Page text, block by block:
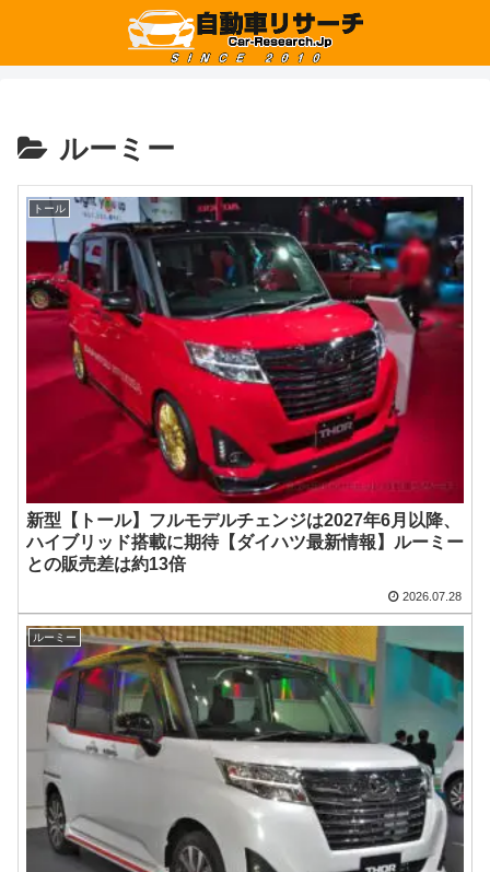
ルーミー
トール
新型【トール】フルモデルチェンジは2027年6月以降、
ハイブリッド搭載に期待【ダイハツ最新情報】ルーミー
との販売差は約13倍
2026.07.28
ルーミー